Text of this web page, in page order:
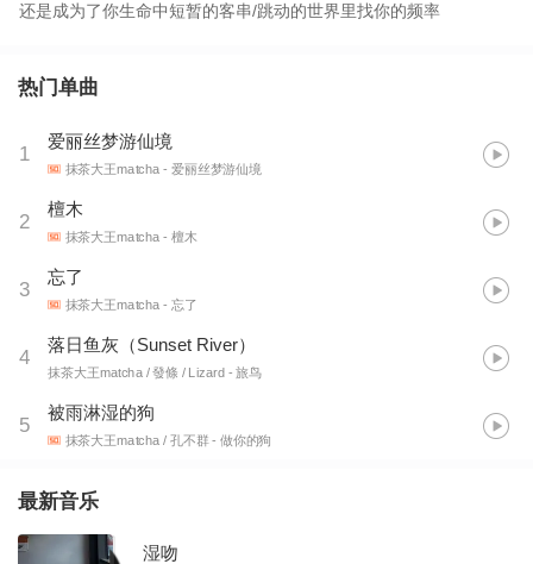
还是成为了你生命中短暂的客串/跳动的世界里找你的频率
热门单曲
1
爱丽丝梦游仙境
抹茶大王matcha - 爱丽丝梦游仙境
2
檀木
抹茶大王matcha - 檀木
3
忘了
抹茶大王matcha - 忘了
4
落日鱼灰（Sunset River）
抹茶大王matcha / 發條 / Lizard - 旅鸟
5
被雨淋湿的狗
抹茶大王matcha / 孔不群- 做你的狗
最新音乐
湿吻